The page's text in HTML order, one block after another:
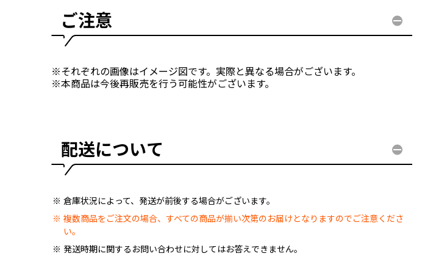
ご注意
※それぞれの画像はイメージ図です。実際と異なる場合がございます。
※本商品は今後再販売を行う可能性がございます。
配送について
倉庫状況によって、発送が前後する場合がございます。
複数商品をご注文の場合、すべての商品が揃い次第のお届けとなりますのでご注意くださ
い。
発送時期に関するお問い合わせに対してはお答えできません。